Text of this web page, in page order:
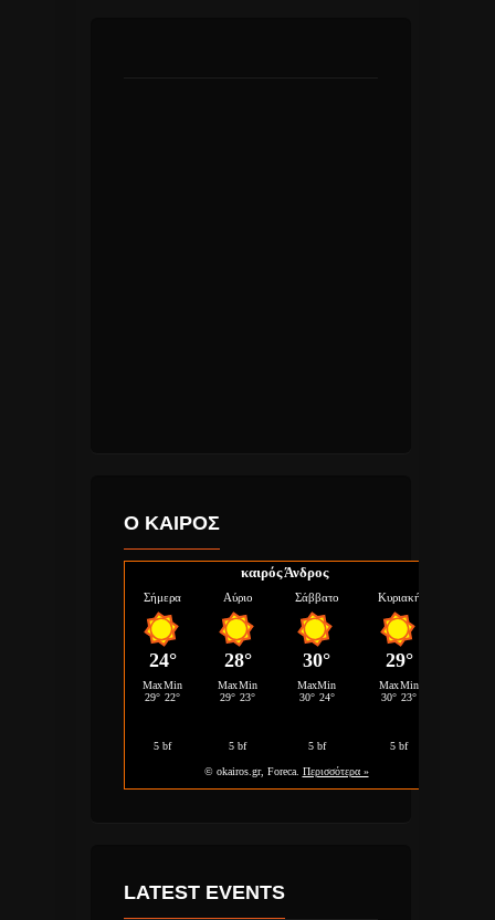
Ο ΚΑΙΡΟΣ
καιρός Άνδρος
LATEST EVENTS